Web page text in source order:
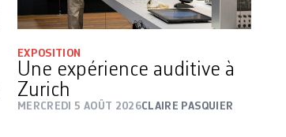
EXPOSITION
Une expérience auditive à
Zurich
MERCREDI 5 AOÛT 2026CLAIRE PASQUIER